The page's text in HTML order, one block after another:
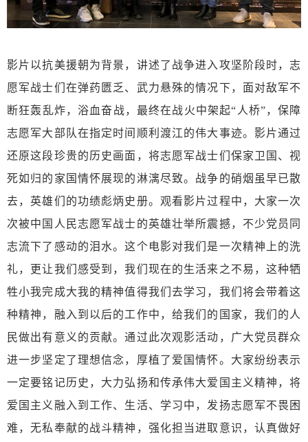
影片以抗美援朝为背景，讲述了战争进入攻坚阶段时，志
愿军战士们在弹药匮乏、武力悬殊的情况下，面对敌军不
断狂轰乱炸，浴血奋战，最终在战火中架起“人桥”，保障
志愿军大部队在指定时间顺利渡江的伟大事迹。影片通过
还原这段珍贵的历史画面，将志愿军战士们保家卫国、视
死如归的家国情怀展现的淋漓尽致。战争的硝烟虽早已散
去，英雄们的功绩彪炳史册。观看影片过程中，大家一次
次被中国人民志愿军战士的英雄壮举所震撼，不少党员同
志流下了感动的泪水。这个电影对我们是一次精神上的洗
礼，更让我们 感受到，我们现在的生活来之不易，这种牺
牲小我完成大我的精神值得我们去学习，我们 将会带着这
种精神，融入到以后的工作中，给我们的国家，我们的人
民做出有意义的贡献。通过此次观影活动，广大党员群众
进一步坚定了理想信念，厚植了爱国情怀。大家纷纷表示
一定要铭记历史，大力弘扬和传承伟大爱国主义精神，将
爱国主义融入到工作、生活、学习中，发扬志愿军不畏困
难，无私奉献的战斗精神，强化担当进取意识，认真做好